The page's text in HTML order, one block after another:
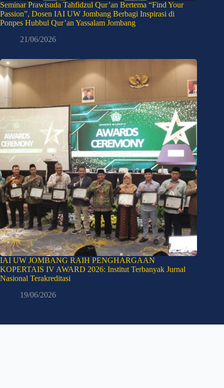
Seminar Prawisuda Tahfidzul Qur’an Bertema “Find Your
Passion”, Dosen IAI UW Jombang Berbagi Inspirasi di
Ponpes Hubbul Qur’an Yassalam Jombang
21/06/2026
IAI UW JOMBANG RAIH PENGHARGAAN
KOPERTAIS IV AWARD 2026: Institut Terbanyak Jurnal
Nasional Terakreditasi
19/06/2026